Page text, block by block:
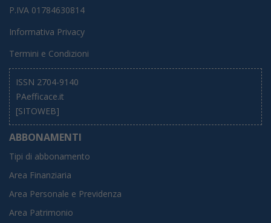
P.IVA 01784630814
Informativa Privacy
Termini e Condizioni
ISSN 2704-9140
PAefficace.it
[SITOWEB]
ABBONAMENTI
Tipi di abbonamento
Area Finanziaria
Area Personale e Previdenza
Area Patrimonio